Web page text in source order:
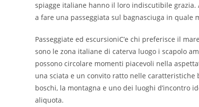
spiagge italiane hanno il loro indiscutibile grazia.
a fare una passeggiata sul bagnasciuga in quale
Passeggiate ed escursioniC’e chi preferisce il
sono le zona italiane di caterva luogo i scapolo
possono circolare momenti piacevoli nella
una sciata e un convito ratto nelle
boschi, la montagna e uno dei luoghi d’incontro
aliquota.